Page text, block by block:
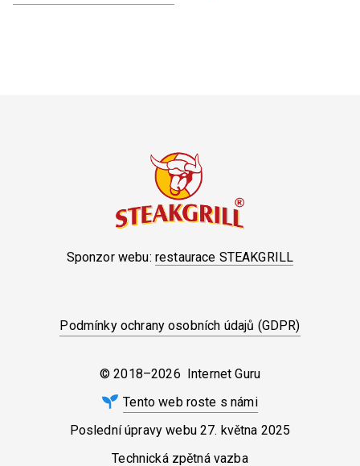
Sponzor webu: restaurace STEAKGRILL
Podmínky ochrany osobních údajů (GDPR)
© 2018–2026 Internet Guru
Tento web roste s námi
Poslední úpravy webu 27. května 2025
Technická zpětná vazba